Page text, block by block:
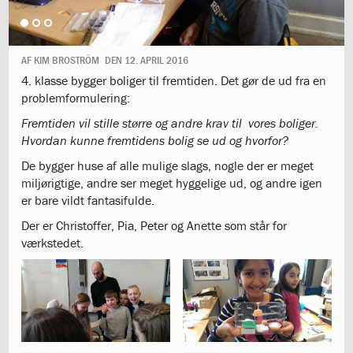
days
of
giving
it
Grow
1.13:
Move
it!
Ucycle
We
cycle
Recycle
1.15:
Historie
af
Institut
Jeanne
d’Arc
1.17:
Markering
AF KIM BROSTRÖM DEN 12. APRIL 2016
4. klasse bygger boliger til fremtiden. Det gør de ud fra en
problemformulering:
Fremtiden vil stille større og andre krav til vores boliger.
Hvordan kunne fremtidens bolig se ud og hvorfor?
De bygger huse af alle mulige slags, nogle der er meget
miljørigtige, andre ser meget hyggelige ud, og andre igen
er bare vildt fantasifulde.
Der er Christoffer, Pia, Peter og Anette som står for
værkstedet.